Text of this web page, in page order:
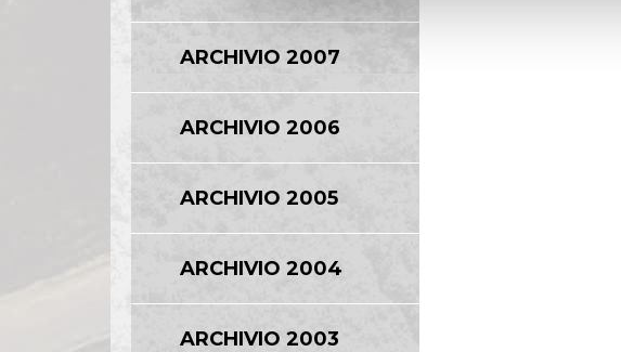
ARCHIVIO 2007
ARCHIVIO 2006
ARCHIVIO 2005
ARCHIVIO 2004
ARCHIVIO 2003